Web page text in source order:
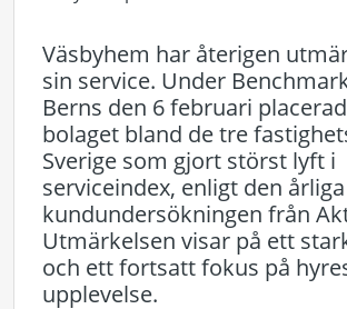
Väsbyhem har återigen
sin service. Under
Berns den 6 februari
bolaget bland de tre
Sverige som gjort störst lyft i
serviceindex, enligt den årliga
kundundersökningen från
Utmärkelsen visar på ett
och ett fortsatt fokus på
upplevelse.